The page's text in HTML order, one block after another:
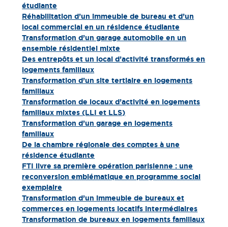
étudiante
Réhabilitation d’un immeuble de bureau et d’un
local commercial en un résidence étudiante
Transformation d’un garage automobile en un
ensemble résidentiel mixte
Des entrepôts et un local d’activité transformés en
logements familiaux​
Transformation d’un site tertiaire en logements
familiaux​
Transformation de locaux d’activité en logements
familiaux mixtes (LLI et LLS)​
Transformation d’un garage en logements
familiaux
De la chambre régionale des comptes à une
résidence étudiante
FTI livre sa première opération parisienne : une
reconversion emblématique en programme social
exemplaire
Transformation d’un immeuble de bureaux et
commerces en logements locatifs intermédiaires
Transformation de bureaux en logements familiaux